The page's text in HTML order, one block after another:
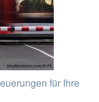
für Ihre